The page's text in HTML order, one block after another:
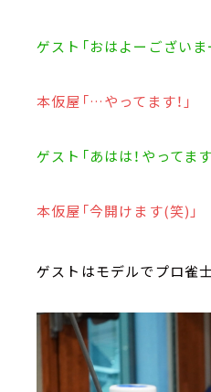
ゲスト「おはよーござい
本仮屋「…やってます！」
ゲスト「あはは！やってま
本仮屋「今開けます(笑)」
ゲストはモデルでプロ雀士